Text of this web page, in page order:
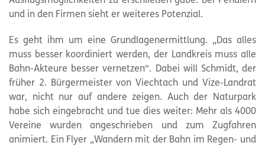
und in den Firmen sieht er weiteres Potenzial.
Es geht ihm um eine Grundlagenermittlung. „Das alles
muss besser koordiniert werden, der Landkreis muss alle
Bahn-Akteure besser vernetzen“. Dabei will Schmidt, der
früher 2. Bürgermeister von Viechtach und Vize-Landrat
war, nicht nur auf andere zeigen. Auch der
Naturpark
habe sich eingebracht und tue dies weiter: Mehr als 4000
Vereine wurden angeschrieben und zum Zugfahren
animiert. Ein Flyer „Wandern mit der Bahn im Regen- und